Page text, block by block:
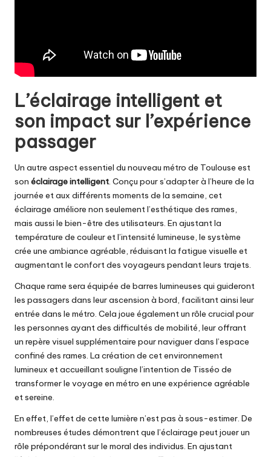
L’éclairage intelligent et
son impact sur l’expérience
passager
Un autre aspect essentiel du nouveau métro de Toulouse est
son éclairage intelligent. Conçu pour s’adapter à l’heure de la
journée et aux différents moments de la semaine, cet
éclairage améliore non seulement l’esthétique des rames,
mais aussi le bien-être des utilisateurs. En ajustant la
température de couleur et l’intensité lumineuse, le système
crée une ambiance agréable, réduisant la fatigue visuelle et
augmentant le confort des voyageurs pendant leurs trajets.
Chaque rame sera équipée de barres lumineuses qui guideront
les passagers dans leur ascension à bord, facilitant ainsi leur
entrée dans le métro. Cela joue également un rôle crucial pour
les personnes ayant des difficultés de mobilité, leur offrant
un repère visuel supplémentaire pour naviguer dans l’espace
confiné des rames. La création de cet environnement
lumineux et accueillant souligne l’intention de Tisséo de
transformer le voyage en métro en une expérience agréable
et sereine.
En effet, l’effet de cette lumière n’est pas à sous-estimer. De
nombreuses études démontrent que l’éclairage peut jouer un
rôle prépondérant sur le moral des individus. En ajustant